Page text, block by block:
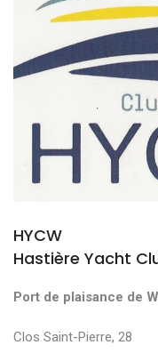
HYCW
Hastière Yacht
Port de plaisance de
Clos Saint-Pierre, 28